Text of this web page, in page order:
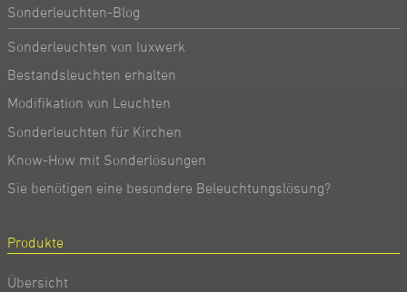
Sonderleuchten-Blog
Sonderleuchten von luxwerk
Bestandsleuchten erhalten
Modifikation von Leuchten
Sonderleuchten für Kirchen
Know-How mit Sonderlösungen
Sie benötigen eine besondere Beleuchtungslösung?
Produkte
Übersicht